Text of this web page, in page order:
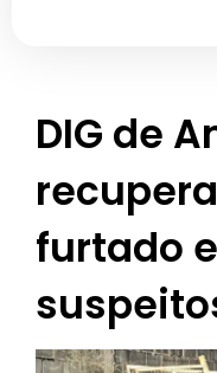
DIG de
furtado